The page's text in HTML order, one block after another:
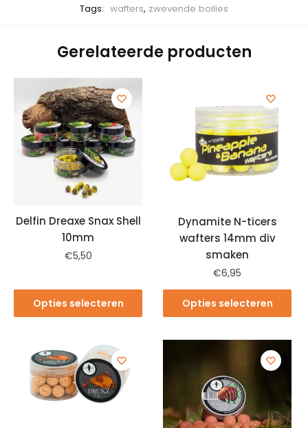
Tags: wafters, zwevende boilies
Gerelateerde producten
Delfin Dreaxe Snax Shell
10mm
€5,50
Opties selecteren
Dynamite N-ticers
wafters 14mm div
smaken
€6,95
Opties selecteren